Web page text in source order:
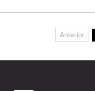
Anterior